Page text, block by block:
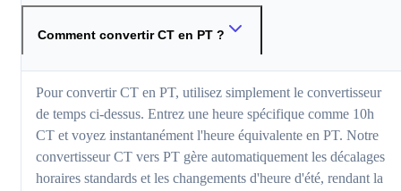
Comment convertir CT en PT ?
Pour convertir CT en PT, utilisez simplement le convertisseur
de temps ci-dessus. Entrez une heure spécifique comme 10h
CT et voyez instantanément l'heure équivalente en PT. Notre
convertisseur CT vers PT gère automatiquement les décalages
horaires standards et les changements d'heure d'été, rendant la